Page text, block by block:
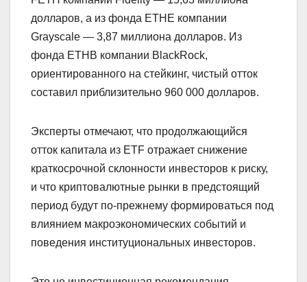
долларов, а из фонда ETHE компании
Grayscale — 3,87 миллиона долларов. Из
фонда ETHB компании BlackRock,
ориентированного на стейкинг, чистый отток
составил приблизительно 960 000 долларов.
Эксперты отмечают, что продолжающийся
отток капитала из ETF отражает снижение
краткосрочной склонности инвесторов к риску,
и что криптовалютные рынки в предстоящий
период будут по-прежнему формироваться под
влиянием макроэкономических событий и
поведения институциональных инвесторов.